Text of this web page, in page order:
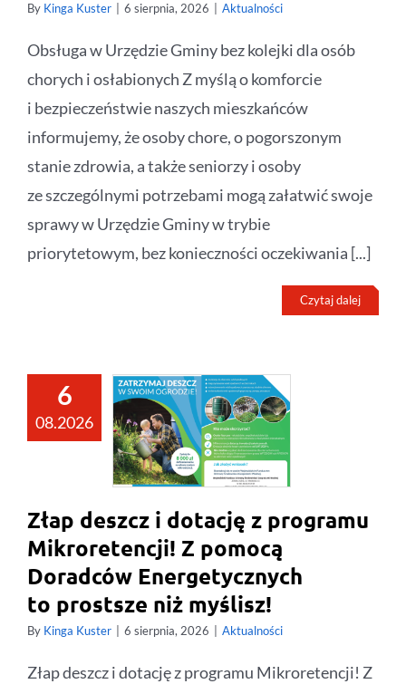
By Kinga Kuster 6 sierpnia, 2026 Aktualności
Obsługa w Urzędzie Gminy bez kolejki dla osób
chorych i osłabionych Z myślą o komforcie
i bezpieczeństwie naszych mieszkańców
informujemy, że osoby chore, o pogorszonym
stanie zdrowia, a także seniorzy i osoby
ze szczególnymi potrzebami mogą załatwić swoje
sprawy w Urzędzie Gminy w trybie
priorytetowym, bez konieczności oczekiwania [...]
Czytaj dalej
6
08.2026
Złap deszcz i dotację z programu
Mikroretencji! Z pomocą
Doradców Energetycznych
to prostsze niż myślisz!
By Kinga Kuster 6 sierpnia, 2026 Aktualności
Złap deszcz i dotację z programu Mikroretencji! Z